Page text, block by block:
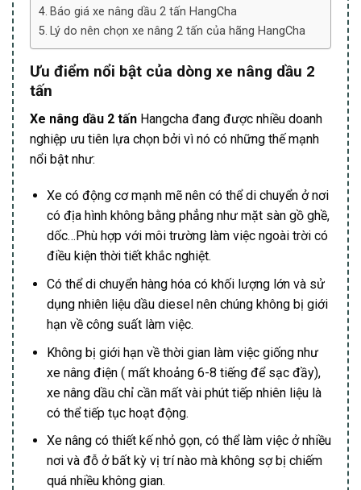
Báo giá xe nâng dầu 2 tấn HangCha
Lý do nên chọn xe nâng 2 tấn của hãng HangCha
Ưu điểm nổi bật của dòng xe nâng dầu 2
tấn
Xe nâng dầu 2 tấn Hangcha đang được nhiều doanh
nghiệp ưu tiên lựa chọn bởi vì nó có những thế mạnh
nổi bật như:
Xe có động cơ mạnh mẽ nên có thể di chuyển ở nơi
có địa hình không bằng phẳng như mặt sàn gồ ghề,
dốc…Phù hợp với môi trường làm việc ngoài trời có
điều kiện thời tiết khắc nghiệt.
Có thể di chuyển hàng hóa có khối lượng lớn và sử
dụng nhiên liệu dầu diesel nên chúng không bị giới
hạn về công suất làm việc.
Không bị giới hạn về thời gian làm việc giống như
xe nâng điện ( mất khoảng 6-8 tiếng để sạc đầy),
xe nâng dầu chỉ cần mất vài phút tiếp nhiên liệu là
có thể tiếp tục hoạt động.
Xe nâng có thiết kế nhỏ gọn, có thể làm việc ở nhiều
nơi và đỗ ở bất kỳ vị trí nào mà không sợ bị chiếm
quá nhiều không gian.